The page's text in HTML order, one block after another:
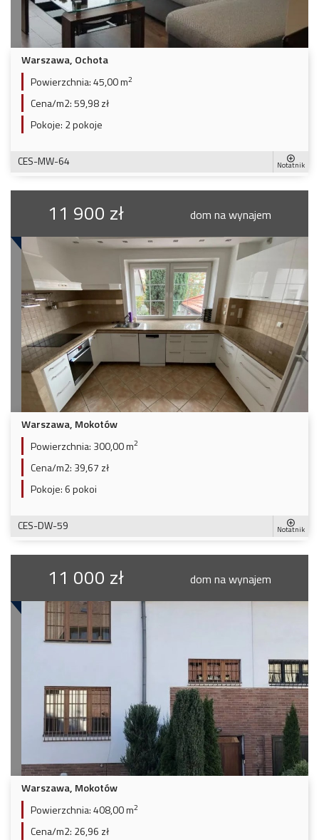
Warszawa, Ochota
Powierzchnia:45,00 m2
Cena/m2:59,98 zł
Pokoje: 2 pokoje
CES-MW-64 Notatnik
11 900 zł dom na wynajem
Warszawa, Mokotów
Powierzchnia: 300,00 m2
Cena/m2: 39,67 zł
Pokoje:6 pokoi
CES-DW-59 Notatnik
11 000 zł dom na wynajem
Warszawa, Mokotów
Powierzchnia:408,00 m2
Cena/m2: 26,96 zł